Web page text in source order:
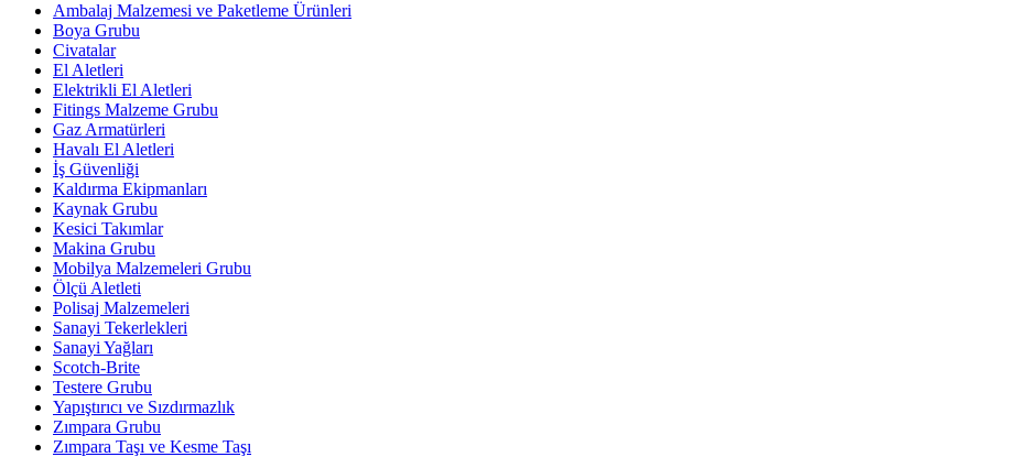
Ambalaj Malzemesi ve Paketleme Ürünleri
Boya Grubu
Civatalar
El Aletleri
Elektrikli El Aletleri
Fitings Malzeme Grubu
Gaz Armatürleri
Havalı El Aletleri
İş Güvenliği
Kaldırma Ekipmanları
Kaynak Grubu
Kesici Takımlar
Makina Grubu
Mobilya Malzemeleri Grubu
Ölçü Aletleti
Polisaj Malzemeleri
Sanayi Tekerlekleri
Sanayi Yağları
Scotch-Brite
Testere Grubu
Yapıştırıcı ve Sızdırmazlık
Zımpara Grubu
Zımpara Taşı ve Kesme Taşı